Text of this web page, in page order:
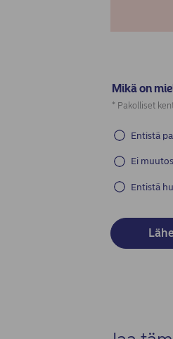
Mikä on
(Required)
* Pakolliset
Entistä
Ei
Entistä